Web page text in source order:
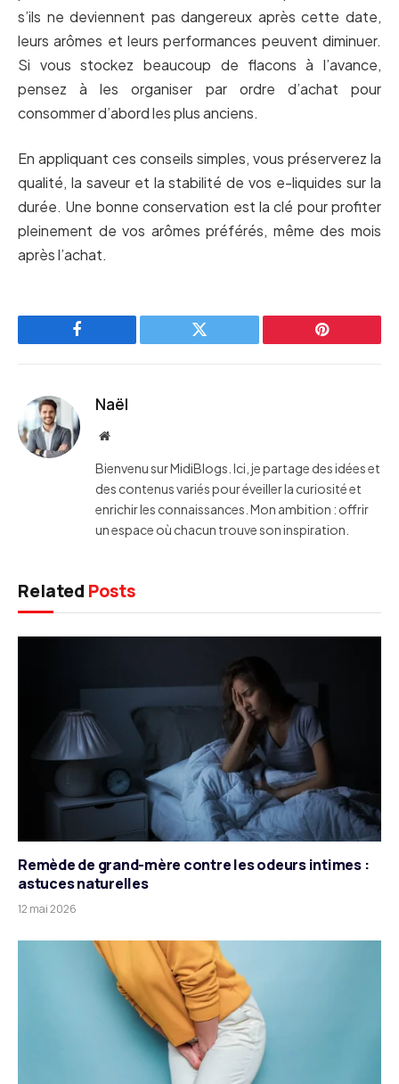
s’ils ne deviennent pas dangereux après cette date,
leurs arômes et leurs performances peuvent diminuer.
Si vous stockez beaucoup de flacons à l’avance,
pensez à les organiser par ordre d’achat pour
consommer d’abord les plus anciens.
En appliquant ces conseils simples, vous préserverez la
qualité, la saveur et la stabilité de vos e-liquides sur la
durée. Une bonne conservation est la clé pour profiter
pleinement de vos arômes préférés, même des mois
après l’achat.
Facebook Twitter Pinterest
Naël
Website
Bienvenu sur MidiBlogs. Ici, je partage des idées et
des contenus variés pour éveiller la curiosité et
enrichir les connaissances. Mon ambition : offrir
un espace où chacun trouve son inspiration.
Related Posts
Remède de grand-mère contre les odeurs intimes :
astuces naturelles
12 mai 2026